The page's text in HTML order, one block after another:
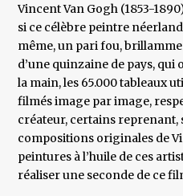
Vincent Van Gogh (1853-
si ce célèbre peintre
même, un pari fou,
d’une quinzaine de pays,
la main, les 65.000 tableaux
filmés image par image,
créateur, certains reprenant,
compositions originales de
peintures à l’huile de ces
réaliser une seconde de ce